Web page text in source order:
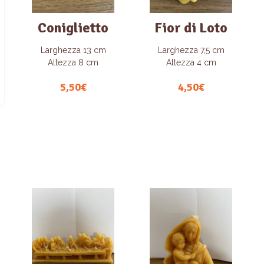
Coniglietto
Larghezza 13 cm
Altezza 8 cm
5,50€
Fior di Loto
Larghezza 7,5 cm
Altezza 4 cm
4,50€